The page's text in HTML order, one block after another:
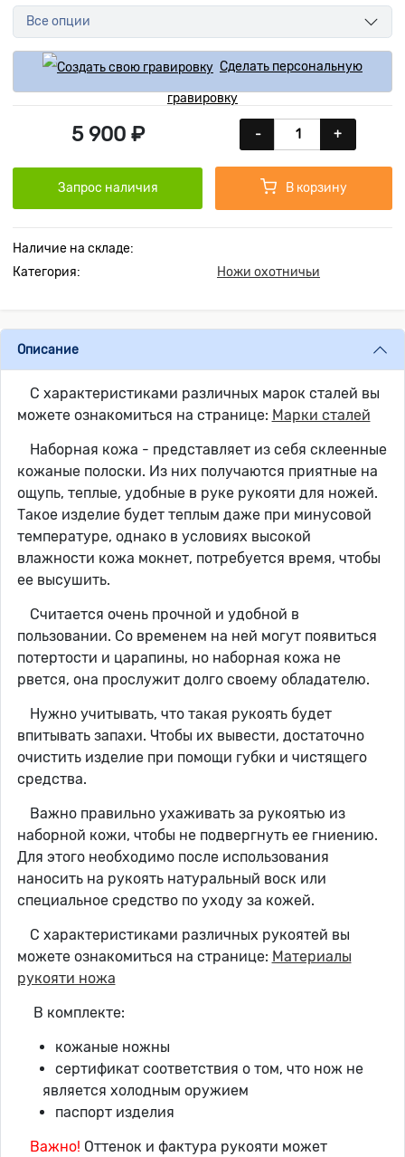
Все опции
Сделать персональную
гравировку
5 900 ₽ - +
Запрос наличия В корзину
Наличие на складе:
Категория:
Ножи охотничьи
Описание
С характеристиками различных марок сталей вы
можете ознакомиться на странице: Марки сталей
Наборная кожа - представляет из себя склеенные
кожаные полоски. Из них получаются приятные на
ощупь, теплые, удобные в руке рукояти для ножей.
Такое изделие будет теплым даже при минусовой
температуре, однако в условиях высокой
влажности кожа мокнет, потребуется время, чтобы
ее высушить.
Считается очень прочной и удобной в
пользовании. Со временем на ней могут появиться
потертости и царапины, но наборная кожа не
рвется, она прослужит долго своему обладателю.
Нужно учитывать, что такая рукоять будет
впитывать запахи. Чтобы их вывести, достаточно
очистить изделие при помощи губки и чистящего
средства.
Важно правильно ухаживать за рукоятью из
наборной кожи, чтобы не подвергнуть ее гниению.
Для этого необходимо после использования
наносить на рукоять натуральный воск или
специальное средство по уходу за кожей.
С характеристиками различных рукоятей вы
можете ознакомиться на странице: Материалы
рукояти ножа
В комплекте:
кожаные ножны
сертификат соответствия о том, что нож не
является холодным оружием
паспорт изделия
Важно! Оттенок и фактура рукояти может